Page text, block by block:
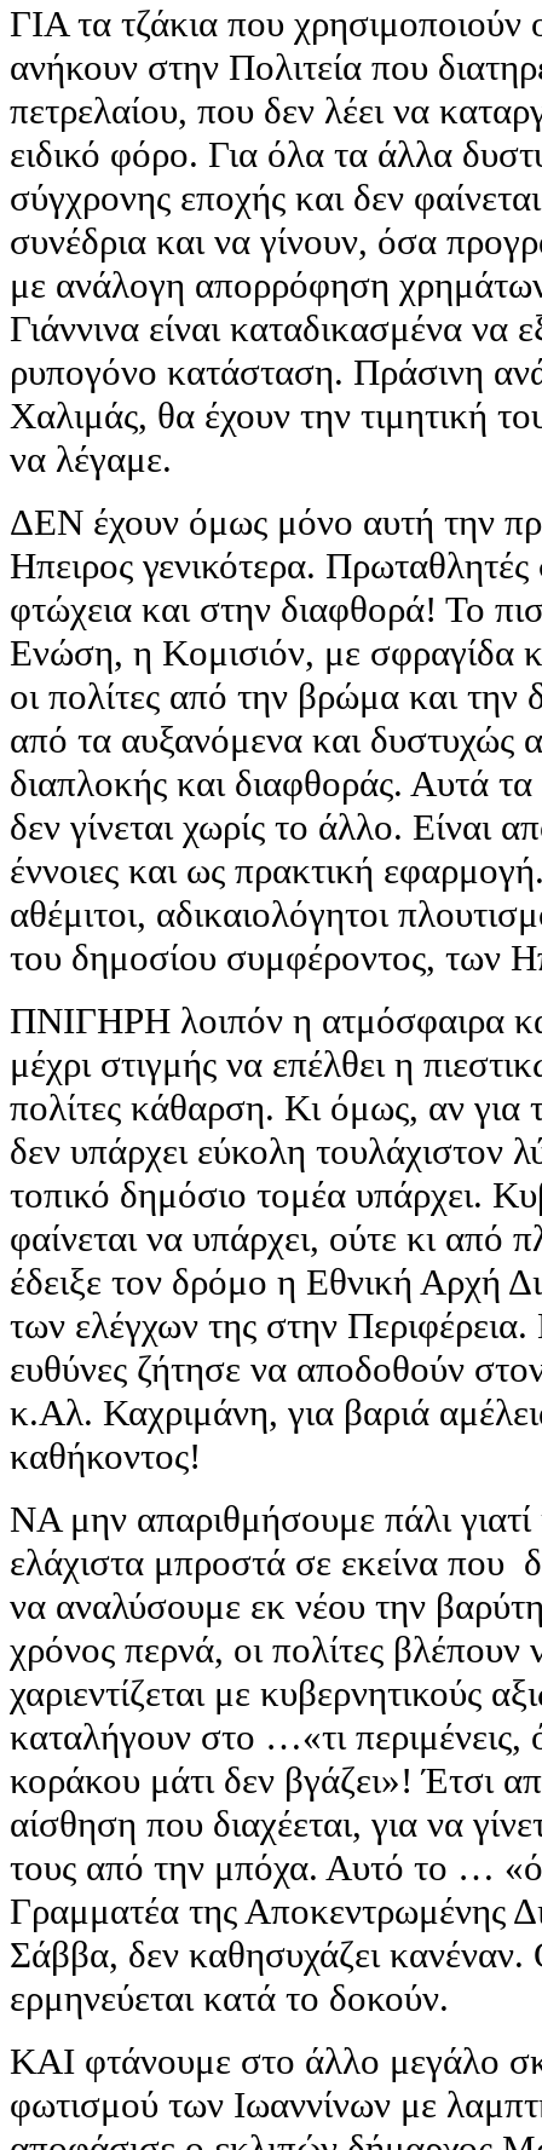
ΓΙΑ τα τζάκια που χρησιμοποιούν
ανήκουν στην Πολιτεία που
πετρελαίου, που δεν λέει να
ειδικό φόρο. Για όλα τα άλλα
σύγχρονης εποχής και δεν
συνέδρια και να γίνουν, όσα
με ανάλογη απορρόφηση
Γιάννινα είναι καταδικασμένα να
ρυπογόνο κατάσταση. Πράσινη
Χαλιμάς, θα έχουν την τιμητική
να λέγαμε.
ΔΕΝ έχουν όμως μόνο αυτή την
Ηπειρος γενικότερα.
φτώχεια και στην διαφθορά! Το
Ενώση, η Κομισιόν, με σφραγίδα
οι πολίτες από την βρώμα και την
από τα αυξανόμενα και δυστυχώς
διαπλοκής και διαφθοράς. Αυτά τα
δεν γίνεται χωρίς το άλλο. Είναι
έννοιες και ως πρακτική
αθέμιτοι, αδικαιολόγητοι
του δημοσίου συμφέροντος, των
ΠΝΙΓΗΡΗ λοιπόν η ατμόσφαιρα
μέχρι στιγμής να επέλθει η
πολίτες κάθαρση. Κι όμως, αν για
δεν υπάρχει εύκολη τουλάχιστον
τοπικό δημόσιο τομέα υπάρχει.
φαίνεται να υπάρχει, ούτε κι από
έδειξε τον δρόμο η Εθνική Αρχή
των ελέγχων της στην Περιφέρεια.
ευθύνες ζήτησε να αποδοθούν
κ.Αλ. Καχριμάνη, για βαριά
καθήκοντος!
ΝΑ μην απαριθμήσουμε πάλι γιατί
ελάχιστα μπροστά σε εκείνα που
να αναλύσουμε εκ νέου την
χρόνος περνά, οι πολίτες βλέπουν
χαριεντίζεται με κυβερνητικούς
καταλήγουν στο …«τι περιμένεις,
κοράκου μάτι δεν βγάζει»! Έτσι
αίσθηση που διαχέεται, για να
τους από την μπόχα. Αυτό το …
Γραμματέα της Αποκεντρωμένης
Σάββα, δεν καθησυχάζει
ερμηνεύεται κατά το δοκούν.
ΚΑΙ φτάνουμε στο άλλο μεγάλο
φωτισμού των Ιωαννίνων με